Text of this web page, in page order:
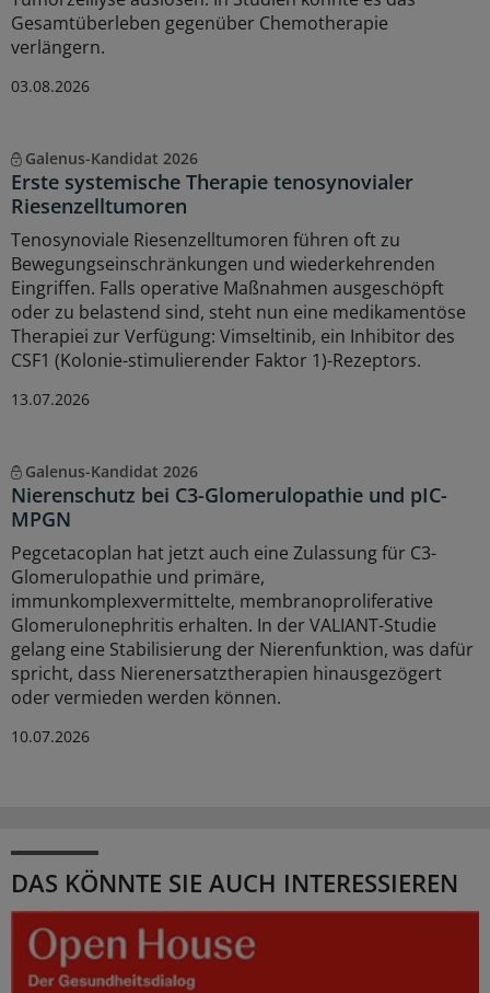
Gesamtüberleben gegenüber Chemotherapie
verlängern.
03.08.2026
Galenus-Kandidat 2026
Erste systemische Therapie tenosynovialer
Riesenzelltumoren
Tenosynoviale Riesenzelltumoren führen oft zu
Bewegungseinschränkungen und wiederkehrenden
Eingriffen. Falls operative Maßnahmen ausgeschöpft
oder zu belastend sind, steht nun eine medikamentöse
Therapiei zur Verfügung: Vimseltinib, ein Inhibitor des
CSF1 (Kolonie-stimulierender Faktor 1)-Rezeptors.
13.07.2026
Galenus-Kandidat 2026
Nierenschutz bei C3-Glomerulopathie und pIC-
MPGN
Pegcetacoplan hat jetzt auch eine Zulassung für C3-
Glomerulopathie und primäre,
immunkomplexvermittelte, membranoproliferative
Glomerulonephritis erhalten. In der VALIANT-Studie
gelang eine Stabilisierung der Nierenfunktion, was dafür
spricht, dass Nierenersatztherapien hinausgezögert
oder vermieden werden können.
10.07.2026
DAS KÖNNTE SIE AUCH INTERESSIEREN